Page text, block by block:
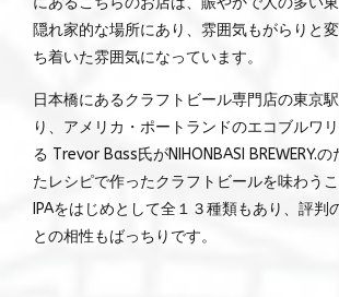
隠れ家的な場所にあり、雰囲気もがらりと
ち着いた雰囲気になっています。
日本橋にあるクラフトビール専門店の東京
り、アメリカ・ポートランドのエコブルワ
る Trevor Bass氏がNIHONBASI BREWERY.
たレシピで作ったクラフトビールを味わうこ
IPAをはじめとして全１３種類もあり、評判
との相性もばっちりです。